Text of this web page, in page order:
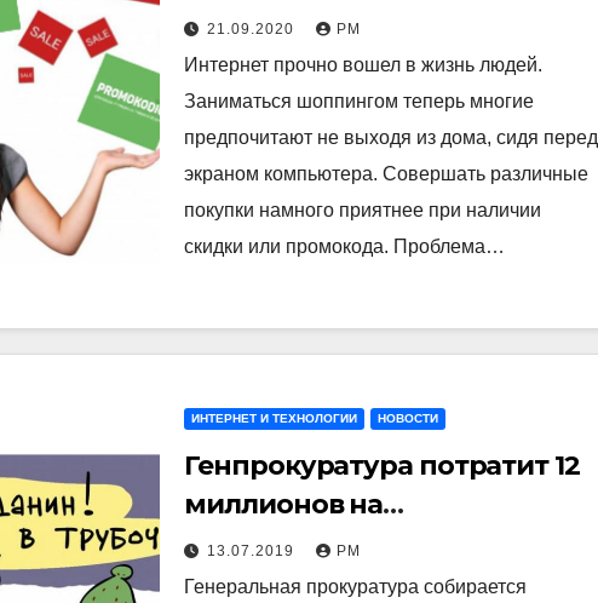
сэкономить
21.09.2020 РМ
Интернет прочно вошел в жизнь людей.
Заниматься шоппингом теперь многие
предпочитают не выходя из дома, сидя перед
экраном компьютера. Совершать различные
покупки намного приятнее при наличии
скидки или промокода. Проблема…
ИНТЕРНЕТ И ТЕХНОЛОГИИ НОВОСТИ
Генпрокуратура потратит 12
миллионов на
модернизацию системы по
слежке за гражданами в
13.07.2019 РМ
Генеральная прокуратура собирается